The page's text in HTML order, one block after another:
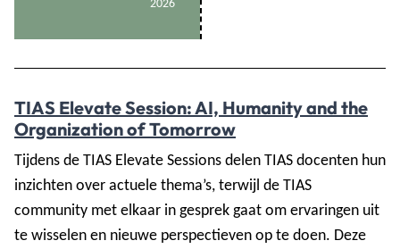
2026
TIAS Elevate Session: AI, Humanity and the
Organization of Tomorrow
Tijdens de TIAS Elevate Sessions delen TIAS docenten hun
inzichten over actuele thema’s, terwijl de TIAS
community met elkaar in gesprek gaat om ervaringen uit
te wisselen en nieuwe perspectieven op te doen. Deze